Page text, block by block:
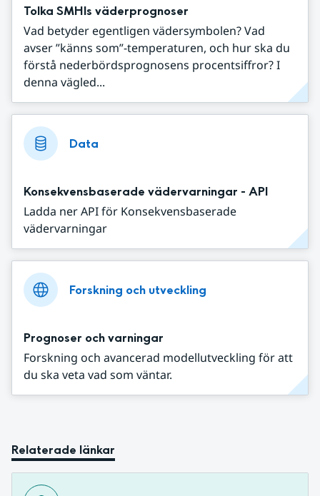
Tolka SMHIs väderprognoser
Vad betyder egentligen vädersymbolen? Vad
avser ”känns som”-temperaturen, och hur ska du
förstå nederbördsprognosens procentsiffror? I
denna vägled...
Data
Konsekvensbaserade vädervarningar - API
Ladda ner API för Konsekvensbaserade
vädervarningar
Forskning och utveckling
Prognoser och varningar
Forskning och avancerad modellutveckling för att
du ska veta vad som väntar.
Relaterade länkar